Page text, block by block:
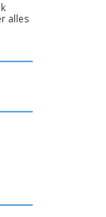
alles